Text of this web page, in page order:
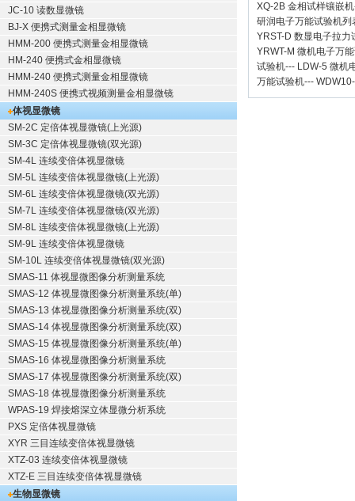
JC-10 读数显微镜
BJ-X 便携式测量金相显微镜
HMM-200 便携式测量金相显微镜
HM-240 便携式金相显微镜
HMM-240 便携式测量金相显微镜
HMM-240S 便携式视频测量金相显微镜
体视显微镜
SM-2C 定倍体视显微镜(上光源)
SM-3C 定倍体视显微镜(双光源)
SM-4L 连续变倍体视显微镜
SM-5L 连续变倍体视显微镜(上光源)
SM-6L 连续变倍体视显微镜(双光源)
SM-7L 连续变倍体视显微镜(双光源)
SM-8L 连续变倍体视显微镜(上光源)
SM-9L 连续变倍体视显微镜
SM-10L 连续变倍体视显微镜(双光源)
SMAS-11 体视显微图像分析测量系统
SMAS-12 体视显微图像分析测量系统(单)
SMAS-13 体视显微图像分析测量系统(双)
SMAS-14 体视显微图像分析测量系统(双)
SMAS-15 体视显微图像分析测量系统(单)
SMAS-16 体视显微图像分析测量系统
SMAS-17 体视显微图像分析测量系统(双)
SMAS-18 体视显微图像分析测量系统
WPAS-19 焊接熔深立体显微分析系统
PXS 定倍体视显微镜
XYR 三目连续变倍体视显微镜
XTZ-03 连续变倍体视显微镜
XTZ-E 三目连续变倍体视显微镜
生物显微镜
XQ-2B 金相试样镶嵌机
研润电子万能试验机列
YRST-D 数显电子拉力
YRWT-M 微机电子万
试验机--- LDW-5 微机
万能试验机---